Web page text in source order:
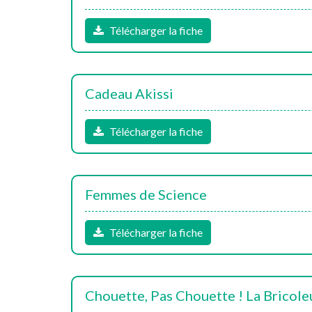
Télécharger la fiche
Cadeau Akissi
Télécharger la fiche
Femmes de Science
Télécharger la fiche
Chouette, Pas Chouette ! La